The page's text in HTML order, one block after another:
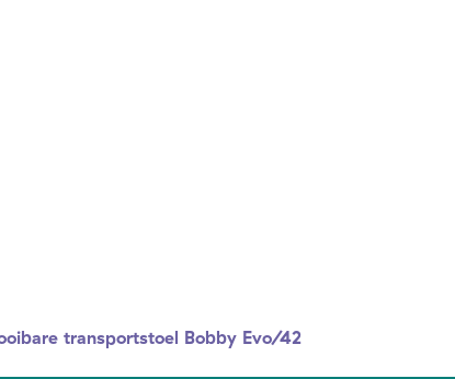
transportstoel Bobby Evo/42